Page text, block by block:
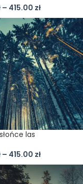
– 415.00 zł
las
– 415.00 zł